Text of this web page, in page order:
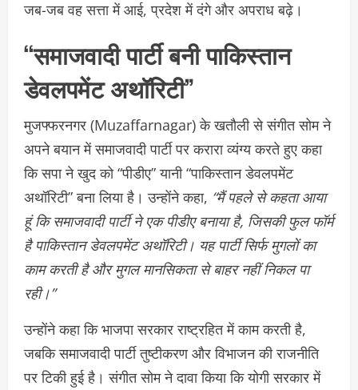
जब-जब वह सत्ता में आई, प्रदेश में दंगे और अपराध बढ़े।
“समाजवादी पार्टी बनी पाकिस्तान
डेवलपमेंट अथॉरिटी”
मुजफ्फरनगर (Muzaffarnagar) के खतौली से संगीत सोम ने
अपने बयान में समाजवादी पार्टी पर करारा व्यंग्य करते हुए कहा
कि सपा ने खुद को “पीडीए” यानी “पाकिस्तान डेवलपमेंट
अथॉरिटी” बना लिया है। उन्होंने कहा, “मैं पहले से कहता आया
हूं कि समाजवादी पार्टी ने एक पीडीए बनाया है, जिसकी फुल फॉर्म
है पाकिस्तान डेवलपमेंट अथॉरिटी। यह पार्टी सिर्फ मुगलों का
काम करती है और मुगल मानसिकता से बाहर नहीं निकल पा
रही।”
उन्होंने कहा कि भाजपा सरकार राष्ट्रहित में काम करती है,
जबकि समाजवादी पार्टी तुष्टीकरण और विभाजन की राजनीति
पर टिकी हुई है। संगीत सोम ने दावा किया कि योगी सरकार में